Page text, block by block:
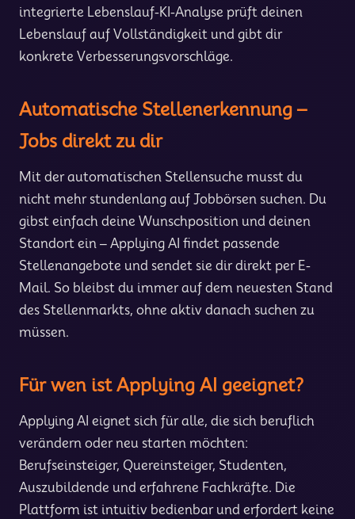
integrierte Lebenslauf-KI-Analyse prüft deinen
Lebenslauf auf Vollständigkeit und gibt dir
konkrete Verbesserungsvorschläge.
Automatische Stellenerkennung –
Jobs direkt zu dir
Mit der automatischen Stellensuche musst du
nicht mehr stundenlang auf Jobbörsen suchen. Du
gibst einfach deine Wunschposition und deinen
Standort ein – Applying AI findet passende
Stellenangebote und sendet sie dir direkt per E-
Mail. So bleibst du immer auf dem neuesten Stand
des Stellenmarkts, ohne aktiv danach suchen zu
müssen.
Für wen ist Applying AI geeignet?
Applying AI eignet sich für alle, die sich beruflich
verändern oder neu starten möchten:
Berufseinsteiger, Quereinsteiger, Studenten,
Auszubildende und erfahrene Fachkräfte. Die
Plattform ist intuitiv bedienbar und erfordert keine